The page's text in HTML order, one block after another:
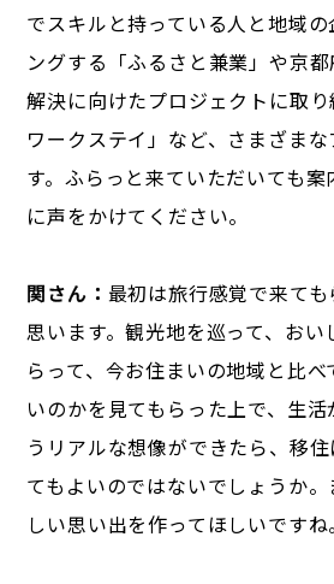
でスキルと持っている人と地域
ングする「ふるさと兼業」や京
解決に向けたプロジェクトに取
ワークステイ」など、さまざま
す。ふらっと来ていただいても
に声をかけてください。
関さん： 最初は旅行感覚で来て
思います。観光地を巡って、おい
らって、今お住まいの地域と比
いのかを見てもらった上で、生
うリアルな想像ができたら、移
てもよいのではないでしょうか
しい思い出を作ってほしいですね。